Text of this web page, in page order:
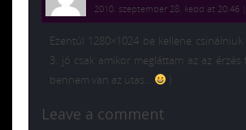
2010. szeptember 28. kedd at 20:46
Ezentúl 1280×1024 be kellene csinálniuk
3. jó csak amikor megláttam az az
bennem van az utas…
)
Leave a comment